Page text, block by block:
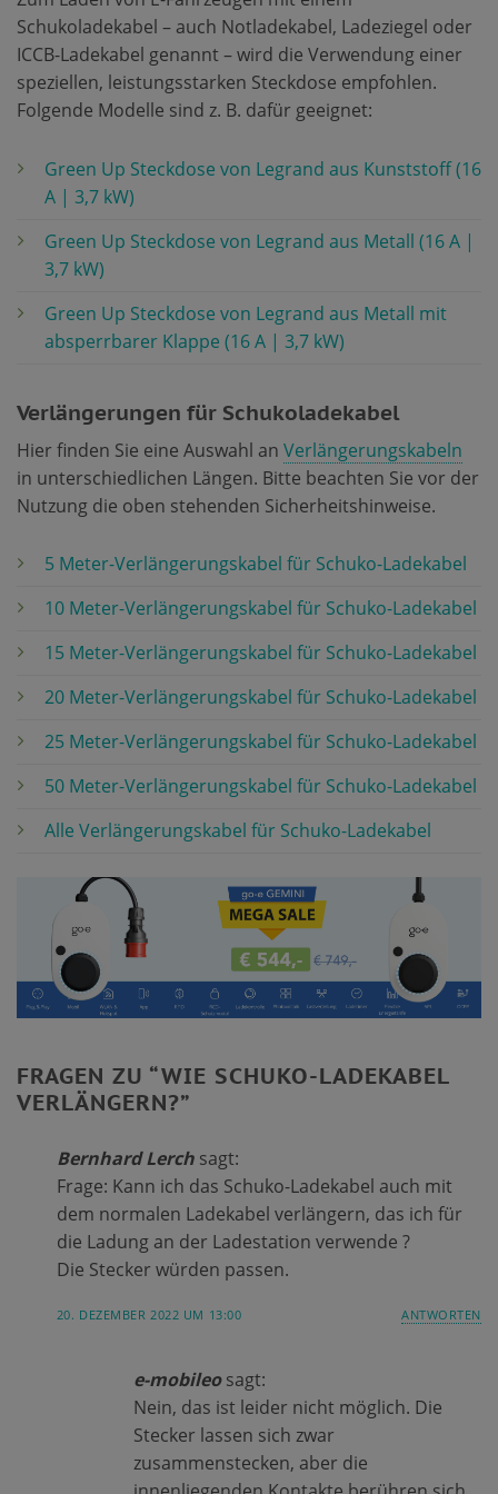
Schukoladekabel – auch Notladekabel, Ladeziegel oder
ICCB-Ladekabel genannt – wird die Verwendung einer
speziellen, leistungsstarken Steckdose empfohlen.
Folgende Modelle sind z. B. dafür geeignet:
Green Up Steckdose von Legrand aus Kunststoff (16
A | 3,7 kW)
Green Up Steckdose von Legrand aus Metall (16 A |
3,7 kW)
Green Up Steckdose von Legrand aus Metall mit
absperrbarer Klappe (16 A | 3,7 kW)
Verlängerungen für Schukoladekabel
Hier finden Sie eine Auswahl an Verlängerungskabeln
in unterschiedlichen Längen. Bitte beachten Sie vor der
Nutzung die oben stehenden Sicherheitshinweise.
5 Meter-Verlängerungskabel für Schuko-Ladekabel
10 Meter-Verlängerungskabel für Schuko-Ladekabel
15 Meter-Verlängerungskabel für Schuko-Ladekabel
20 Meter-Verlängerungskabel für Schuko-Ladekabel
25 Meter-Verlängerungskabel für Schuko-Ladekabel
50 Meter-Verlängerungskabel für Schuko-Ladekabel
Alle Verlängerungskabel für Schuko-Ladekabel
FRAGEN ZU “WIE SCHUKO-LADEKABEL
VERLÄNGERN?”
Bernhard Lerch sagt:
Frage: Kann ich das Schuko-Ladekabel auch mit
dem normalen Ladekabel verlängern, das ich für
die Ladung an der Ladestation verwende ?
Die Stecker würden passen.
20. DEZEMBER 2022 UM 13:00 ANTWORTEN
e-mobileo sagt:
Nein, das ist leider nicht möglich. Die
Stecker lassen sich zwar
zusammenstecken, aber die